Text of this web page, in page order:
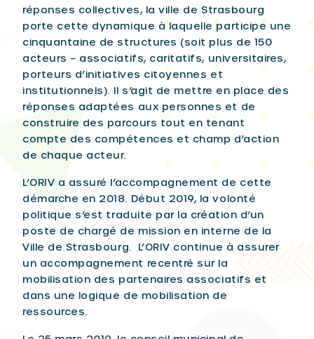
réponses collectives, la ville de Strasbourg
porte cette dynamique à laquelle participe une
cinquantaine de structures (soit plus de 150
acteurs – associatifs, caritatifs, universitaires,
porteurs d’initiatives citoyennes et
institutionnels). Il s’agit de mettre en place des
réponses adaptées aux personnes et de
construire des parcours tout en tenant
compte des compétences et champ d’action
de chaque acteur.
L’ORIV a assuré l’accompagnement de cette
démarche en 2018. Début 2019, la volonté
politique s’est traduite par la création d’un
poste de chargé de mission en interne de la
Ville de Strasbourg. L’ORIV continue à assurer
un accompagnement recentré sur la
mobilisation des partenaires associatifs et
dans une logique de mobilisation de
ressources.